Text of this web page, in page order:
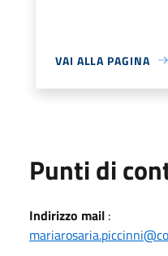
VAI ALLA PAGINA
Punti di
Indirizzo mail :